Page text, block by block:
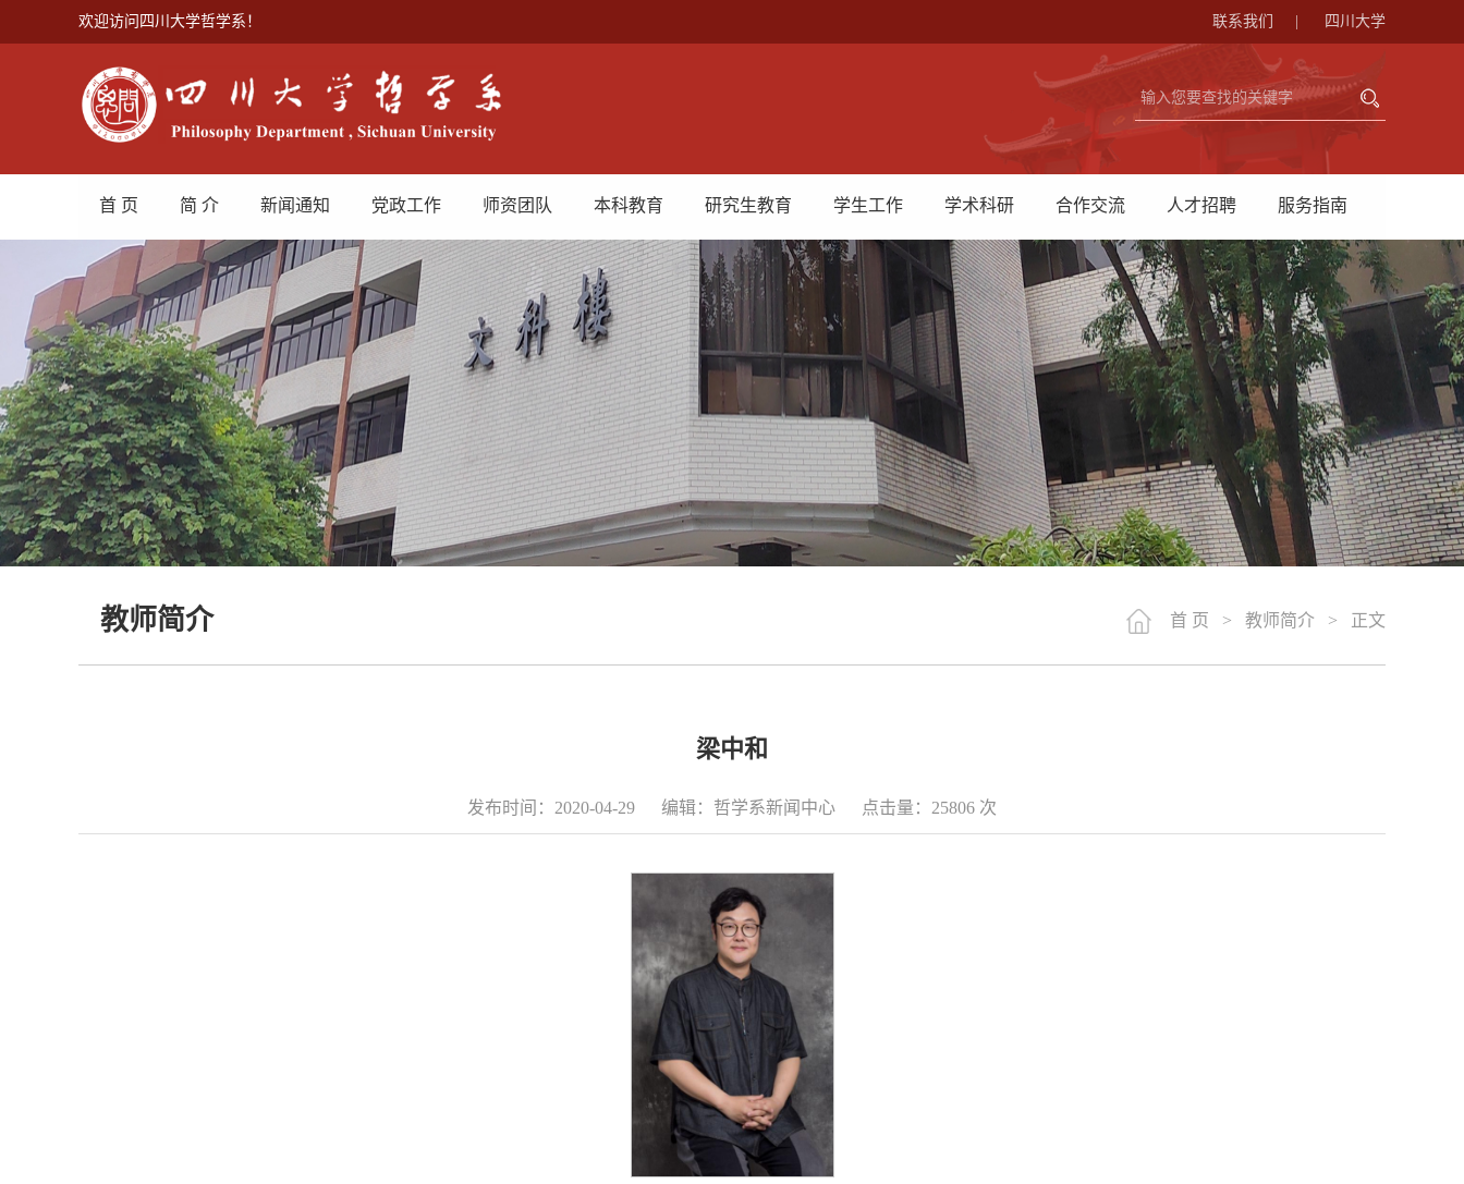
欢迎访问四川大学哲学系！ 联系我们 四川大学
首 页 简 介 新闻通知 党政工作 师资团队 本科教育 研究生教育 学生工作 学术科研 合作交流 人才招聘 服务指南
教师简介 首 页 > 教师简介 > 正文
梁中和
发布时间：2020-04-29 编辑：哲学系新闻中心 点击量： 25806 次